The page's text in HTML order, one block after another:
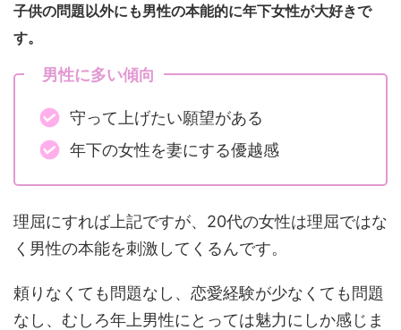
子供の問題以外にも男性の本能的に年下女性が大好きで
す。
男性に多い傾向
守って上げたい願望がある
年下の女性を妻にする優越感
理屈にすれば上記ですが、20代の女性は理屈ではな
く男性の本能を刺激してくるんです。
頼りなくても問題なし、恋愛経験が少なくても問題
なし、むしろ年上男性にとっては魅力にしか感じま